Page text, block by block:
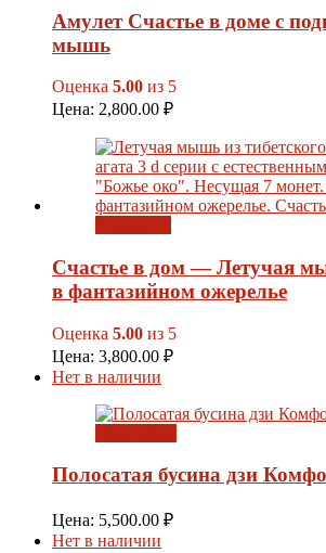
Амулет Счастье в доме с
мышь
Оценка 5.00 из 5
Цена: 2,800.00 ₽
Счастье в дом — Летучая
в фантазийном ожерелье
Оценка 5.00 из 5
Цена: 3,800.00 ₽
Нет в наличии
Полосатая бусина дзи
Цена: 5,500.00 ₽
Нет в наличии